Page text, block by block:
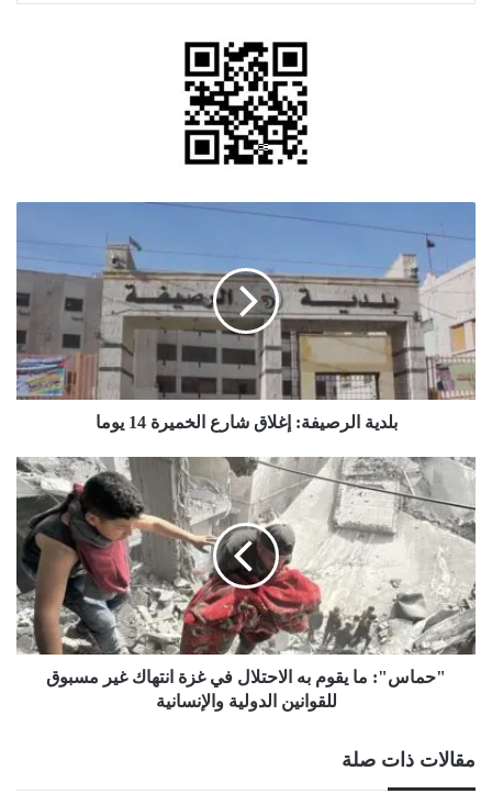
الرصيفة:
إغلاق
شارع
الخميرة
14
يوما
بلدية الرصيفة: إغلاق شارع الخميرة 14 يوما
"حماس":
يقوم
به
الاحتلال
في
غزة
انتهاك
غير
مسبوق"حماس": ما يقوم به الاحتلال في غزة انتهاك غير مسبوق
للقوانين الدولية والإنسانية
مقالات ذات صلة